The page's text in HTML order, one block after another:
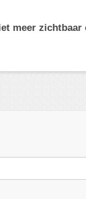
meer zichtbaar